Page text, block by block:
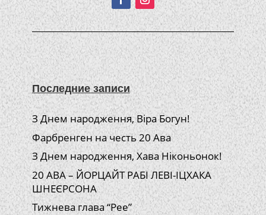
Последние записи
З Днем народження, Віра Богун!
Фарбренген на честь 20 Ава
З Днем народження, Хава Ніконьонок!
20 АВА – ЙОРЦАЙТ РАБІ ЛЕВІ-ІЦХАКА
ШНЕЄРСОНА
Тижнева глава “Рее”